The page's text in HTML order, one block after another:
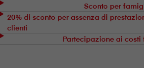
Sconto per
20% di sconto per assenza di
clienti
Partecipazione ai costi